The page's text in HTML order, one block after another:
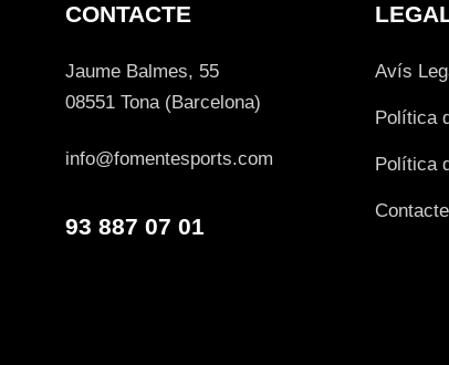
CONTACTE
Jaume Balmes, 55
08551 Tona (Barcelona)
info@fomentesports.com
93 887 07 01
Avís
Política
Política
Contacte